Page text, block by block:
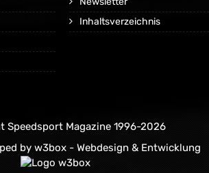
Inhaltsverzeichnis
Speedsport Magazine 1996-2026
by w3box - Webdesign & Entwicklung